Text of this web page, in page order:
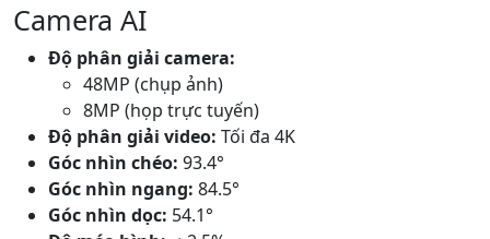
Camera AI
Độ phân giải camera:
48MP (chụp ảnh)
8MP (họp trực tuyến)
Độ phân giải video: Tối đa 4K
Góc nhìn chéo: 93.4°
Góc nhìn ngang: 84.5°
Góc nhìn dọc: 54.1°